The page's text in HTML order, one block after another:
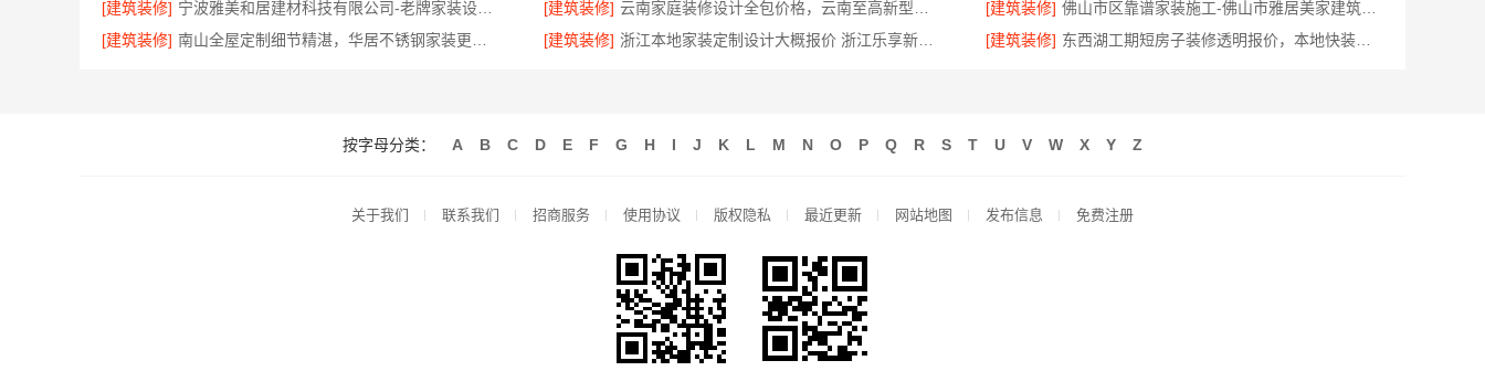
[建筑装修]
[建筑装修] [建筑装修]
[建筑装修]
[建筑装修] [建筑装修]
按字母分类： A B C D E F G H I J K L M N O P Q R S T U V W X Y Z
关于我们 联系我们 招商服务 使用协议 版权隐私 最近更新 网站地图 发布信息 免费注册